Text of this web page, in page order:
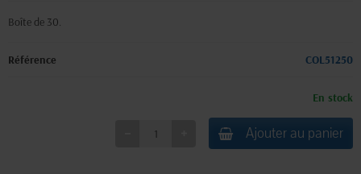
Boîte de 30.
Référence COL51250
En stock
Ajouter au panier